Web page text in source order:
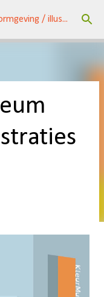
atelier Suzanne Huijs \ grafische vormgeving / illustraties \ kunst / een veelzijdig huis \